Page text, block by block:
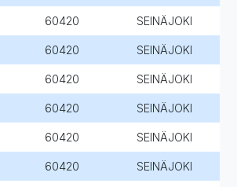
60420 SEINÄJOKI
60420 SEINÄJOKI
60420 SEINÄJOKI
60420 SEINÄJOKI
60420 SEINÄJOKI
60420 SEINÄJOKI